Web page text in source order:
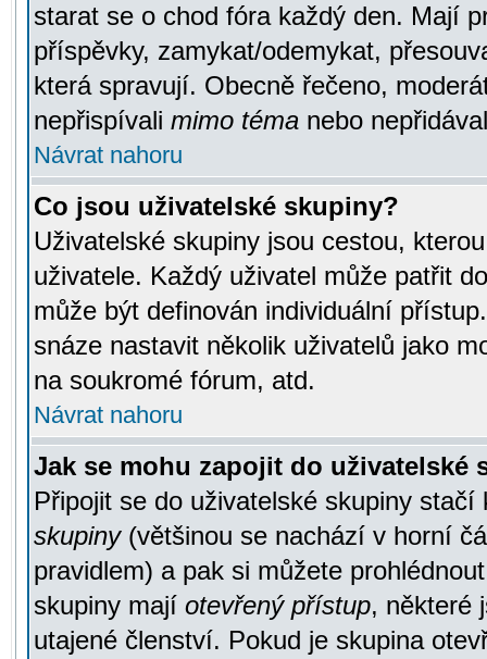
starat se o chod fóra každý den. Mají
příspěvky, zamykat/odemykat,
která spravují. Obecně řečeno,
nepřispívali mimo téma nebo
Návrat nahoru
Co jsou uživatelské skupiny?
Uživatelské skupiny jsou cestou,
uživatele. Každý uživatel může patřit
může být definován individuální
snáze nastavit několik uživatelů jako
na soukromé fórum, atd.
Návrat nahoru
Jak se mohu zapojit do uživatelské
Připojit se do uživatelské skupiny
skupiny(většinou se nachází v horní
pravidlem) a pak si můžete
skupiny mají otevřený přístup, některé
utajené členství. Pokud je skupina